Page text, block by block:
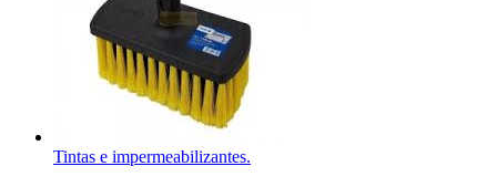
Tintas e impermeabilizantes.